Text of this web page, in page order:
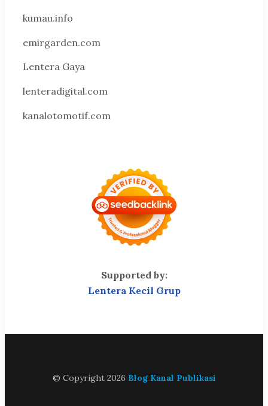
kumau.info
emirgarden.com
Lentera Gaya
lenteradigital.com
kanalotomotif.com
Supported by:
Lentera Kecil Grup
© Copyright 2026 Blog Kanal Publikasi